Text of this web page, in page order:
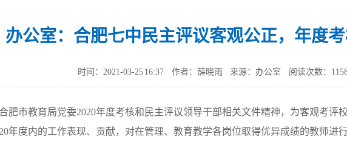
办公室：合肥七中民主评议客观公正，年度
时间：2021-03-25 16:37 作者：薛晓雨 来源：办公室 阅读次数：
肥市教育局党委2020年度考核和民主评议领导干部相关文件精神，为客观考评
年度内的工作表现、贡献，对在管理、教育教学各岗位取得优异成绩的教师进